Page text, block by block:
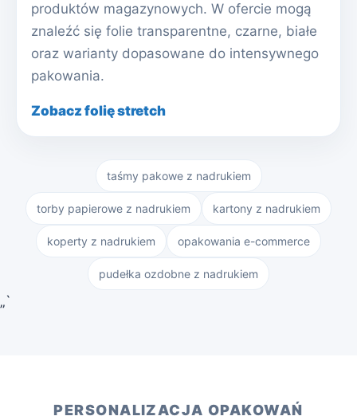
produktów magazynowych. W ofercie mogą
znaleźć się folie transparentne, czarne, białe
oraz warianty dopasowane do intensywnego
pakowania.
Zobacz folię stretch
taśmy pakowe z nadrukiem
torby papierowe z nadrukiem kartony z nadrukiem
koperty z nadrukiem opakowania e-commerce
pudełka ozdobne z nadrukiem
„`
PERSONALIZACJA OPAKOWAŃ